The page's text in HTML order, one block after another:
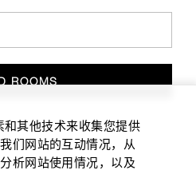
ROOMS
其他技术来收集您提供
们网站的互动情况，从
析网站使用情况，以及